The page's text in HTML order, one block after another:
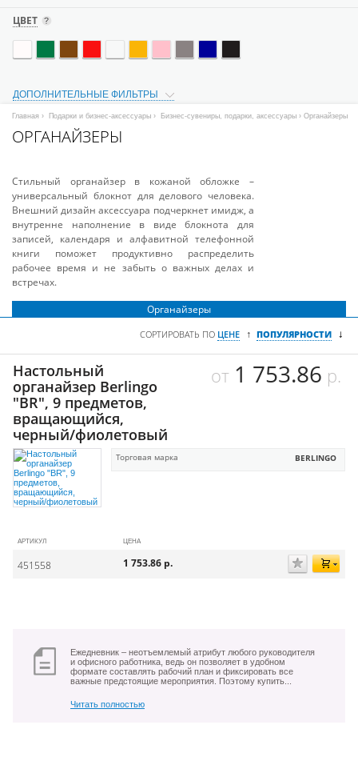
ЦВЕТ
ДОПОЛНИТЕЛЬНЫЕ ФИЛЬТРЫ
Главная › Подарки и бизнес-аксессуары › Бизнес-сувениры, подарки, аксессуары › Органайзеры
ОРГАНАЙЗЕРЫ
Стильный органайзер в кожаной обложке –
универсальный блокнот для делового человека.
Внешний дизайн аксессуара подчеркнет имидж, а
внутренне наполнение в виде блокнота для
записей, календаря и алфавитной телефонной
книги поможет продуктивно распределить
рабочее время и не забыть о важных делах и
встречах.
Органайзеры
СОРТИРОВАТЬ ПО ЦЕНЕ ↑ ПОПУЛЯРНОСТИ ↓
Настольный
органайзер Berlingo
"BR", 9 предметов,
вращающийся,
черный/фиолетовый
от 1 753.86 р.
Торговая марка BERLINGO
АРТИКУЛ ЦЕНА
451558 1 753.86 р.
Ежедневник – неотъемлемый атрибут любого руководителя
и офисного работника, ведь он позволяет в удобном
формате составлять рабочий план и фиксировать все
важные предстоящие мероприятия. Поэтому купить...
Читать полностью